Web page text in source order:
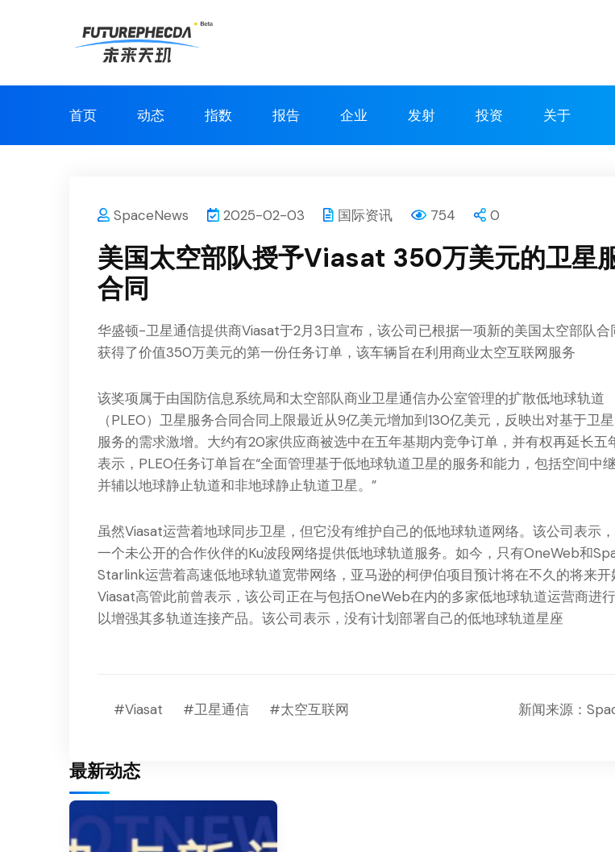
首页 动态 指数 报告 企业 发射 投资 关于
SpaceNews 2025-02-03 国际资讯 754 0
美国太空部队授予Viasat 350万美元的卫星
合同
华盛顿-卫星通信提供商Viasat于2月3日宣布，该公司已根据一项新的美国太空部队合
获得了价值350万美元的第一份任务订单，该车辆旨在利用商业太空互联网服务
该奖项属于由国防信息系统局和太空部队商业卫星通信办公室管理的扩散低地球轨道
（PLEO）卫星服务合同合同上限最近从9亿美元增加到130亿美元，反映出对基于卫
服务的需求激增。大约有20家供应商被选中在五年基期内竞争订单，并有权再延长五
表示，PLEO任务订单旨在“全面管理基于低地球轨道卫星的服务和能力，包括空间中
并辅以地球静止轨道和非地球静止轨道卫星。”
虽然Viasat运营着地球同步卫星，但它没有维护自己的低地球轨道网络。该公司表示
一个未公开的合作伙伴的Ku波段网络提供低地球轨道服务。如今，只有OneWeb和
Starlink运营着高速低地球轨道宽带网络，亚马逊的柯伊伯项目预计将在不久的将来开
Viasat高管此前曾表示，该公司正在与包括OneWeb在内的多家低地球轨道运营商进行
以增强其多轨道连接产品。该公司表示，没有计划部署自己的低地球轨道星座
#Viasat #卫星通信 #太空互联网 新闻来源：
最新动态